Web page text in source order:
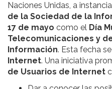
Naciones Unidas, a
de la Sociedad de la
17 de mayo como el Día
Telecomunicaciones y
Información. Esta fecha
Internet. Una iniciativa
de Usuarios de Internet